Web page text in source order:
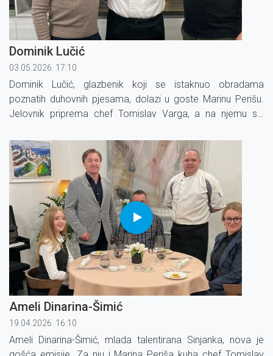
Dominik Lučić
03.05.2026. 17:10
Dominik Lučić, glazbenik koji se istaknuo obradama
poznatih duhovnih pjesama, dolazi u goste Marinu Perišu.
Jelovnik priprema chef Tomislav Varga, a na njemu su:
voće s čokoladom.
Ameli Dinarina-Šimić
19.04.2026. 16:10
Ameli Dinarina-Šimić, mlada talentirana Sinjanka, nova je